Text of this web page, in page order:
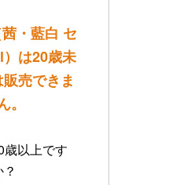
・藍白 セ
は20歳未
売できま
。
歳以上です